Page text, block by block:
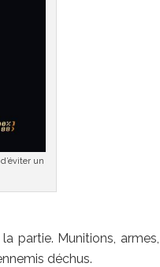
un
partie. Munitions, armes,
déchus.